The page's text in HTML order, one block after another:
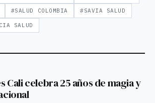
#SALUD COLOMBIA #SAVIA SALUD
SALUD
Cali celebra 25 años de magia y